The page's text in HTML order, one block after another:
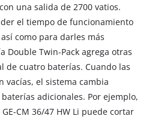
una salida de 2700 vatios.
el tiempo de funcionamiento
como para darles más
Double Twin-Pack agrega otras
de cuatro baterías. Cuando las
vacías, el sistema cambia
adicionales. Por ejemplo,
CM 36/47 HW Li puede cortar